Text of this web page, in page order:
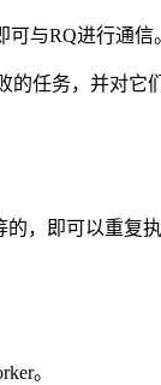
与RQ进行通信
任务，并对它
，即可以重复
。